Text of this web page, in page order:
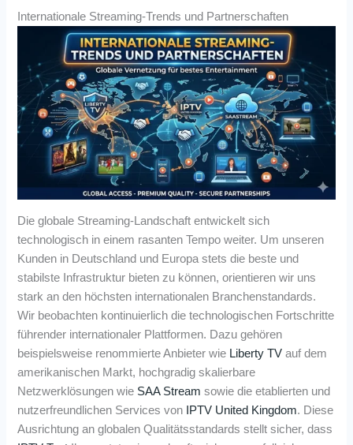
Internationale Streaming-Trends und Partnerschaften
Die globale Streaming-Landschaft entwickelt sich
technologisch in einem rasanten Tempo weiter. Um unseren
Kunden in Deutschland und Europa stets die beste und
stabilste Infrastruktur bieten zu können, orientieren wir uns
stark an den höchsten internationalen Branchenstandards.
Wir beobachten kontinuierlich die technologischen Fortschritte
führender internationaler Plattformen. Dazu gehören
beispielsweise renommierte Anbieter wie Liberty TV auf dem
amerikanischen Markt, hochgradig skalierbare
Netzwerklösungen wie SAA Stream sowie die etablierten und
nutzerfreundlichen Services von
IPTV United Kingdom. Diese
Ausrichtung an globalen Qualitätsstandards stellt sicher, dass